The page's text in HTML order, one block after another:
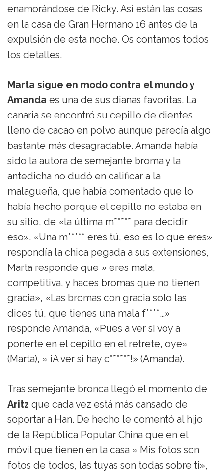
enamorándose de Ricky. Así están las cosas
en la casa de Gran Hermano 16 antes de la
expulsión de esta noche. Os contamos todos
los detalles.
Marta sigue en modo contra el mundo y
Amanda es una de sus dianas favoritas. La
canaria se encontró su cepillo de dientes
lleno de cacao en polvo aunque parecía algo
bastante más desagradable. Amanda había
sido la autora de semejante broma y la
antedicha no dudó en calificar a la
malagueña, que había comentado que lo
había hecho porque el cepillo no estaba en
su sitio, de «la última m***** para decidir
eso». «Una m***** eres tú, eso es lo que eres»
respondía la chica pegada a sus extensiones,
Marta responde que » eres mala,
competitiva, y haces bromas que no tienen
gracia», «Las bromas con gracia solo las
dices tú, que tienes una mala f****…»
responde Amanda, «Pues a ver si voy a
ponerte en el cepillo en el retrete, oye»
(Marta), » ¡A ver si hay c******!» (Amanda).
Tras semejante bronca llegó el momento de
Aritz que cada vez está más cansado de
soportar a Han. De hecho le comentó al hijo
de la República Popular China que en el
móvil que tienen en la casa » Mis fotos son
fotos de todos, las tuyas son todas sobre ti»,